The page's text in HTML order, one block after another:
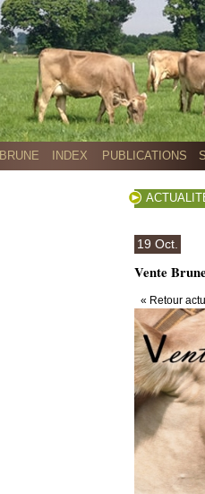
INDEX PUBLICATIONS
19 Oct.
Vente
« Retour